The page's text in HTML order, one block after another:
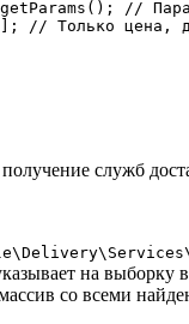
//
// Только цена,
служб
на выборку
со всеми